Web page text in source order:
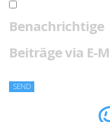
Beiträge via E-